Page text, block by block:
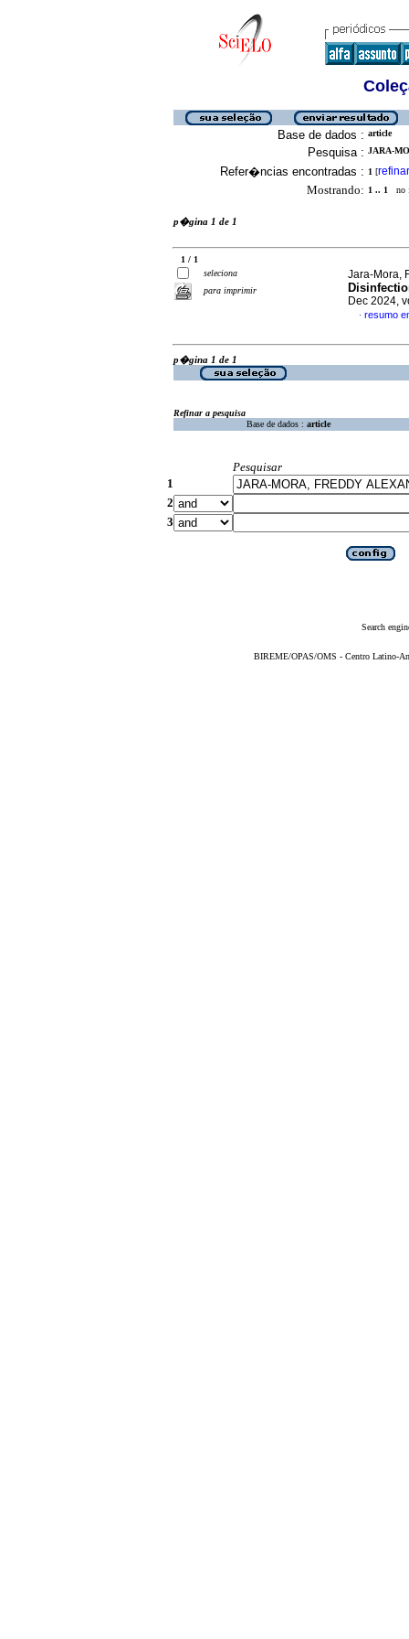
Base de dados : article
Pesquisa : JARA-
Refer�ncias encontradas : 1 [refinar
Mostrando: 1 .. 1 no
p�gina 1 de 1
1 / 1
seleciona
para imprimir
Jara-Mora,
Dec 2024,
· resumo
p�gina 1 de 1
Refinar a pesquisa
Base de dados : article
Pesquisar
1
2
3
Search
BIREME/OPAS/OMS - Centro Latino-